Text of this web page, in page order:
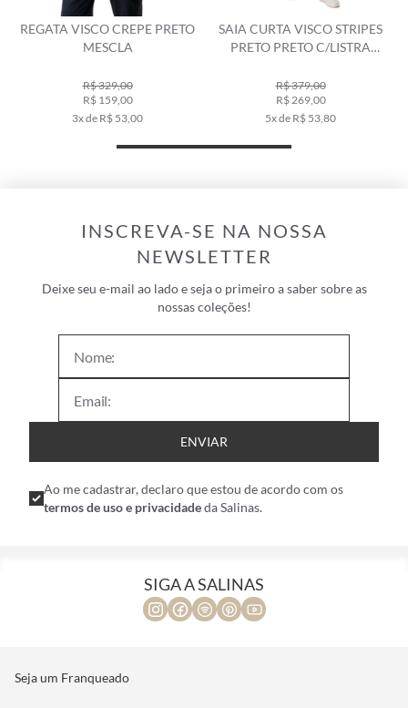
REGATA VISCO CREPE PRETO
MESCLA
R$ 329,00
R$ 159,00
3x de R$ 53,00
SAIA CURTA VISCO STRIPES
PRETO PRETO C/LISTRA
R$ 379,00
R$ 269,00
5x de R$ 53,80
INSCREVA-SE NA NOSSA
NEWSLETTER
Deixe seu e-mail ao lado e seja o primeiro a saber sobre as
nossas coleções!
ENVIAR
Ao me cadastrar, declaro que estou de acordo com os
termos de uso e privacidadeda Salinas.
SIGA A SALINAS
Seja um Franqueado